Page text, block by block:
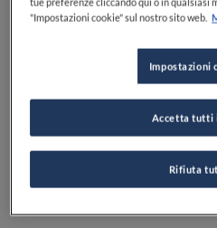
06064Panicale
Sabato,
12:30-
"Impostazioni cookie" sul nostro sito web.
Impostazioni
Rifiuta
Accetta tutti